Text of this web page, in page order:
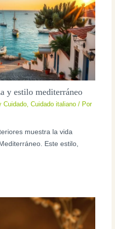
y estilo mediterráneo
Cuidado,Cuidado italiano / Por
muestra la vida
Este estilo,